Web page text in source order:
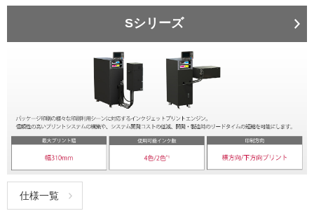
鹿島アントラーズ応援サ
イト
閉じる
株主・投資家情報
環境への取り組み
社会とのかかわり
閉じる
Sシリーズ
仕様一覧